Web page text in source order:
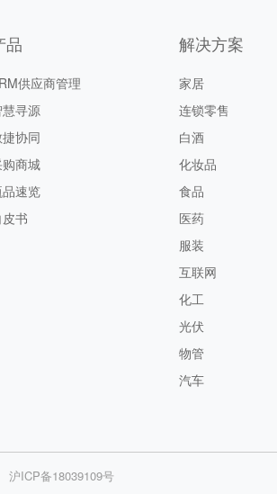
品
供应商管理
慧寻源
协同
商城
速览
皮书
解决方案
家居
连锁零售
白酒
化妆品
食品
医药
服装
互联网
化工
光伏
物管
汽车
沪ICP备18039109号